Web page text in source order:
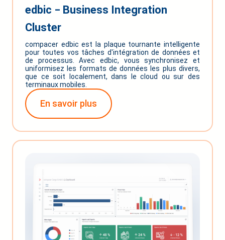
edbic ‒ Business Integration
Cluster
compacer edbic est la plaque tournante intelligente
pour toutes vos tâches d'intégration de données et
de processus. Avec edbic, vous synchronisez et
uniformisez les formats de données les plus divers,
que ce soit localement, dans le cloud ou sur des
terminaux mobiles.
En savoir plus